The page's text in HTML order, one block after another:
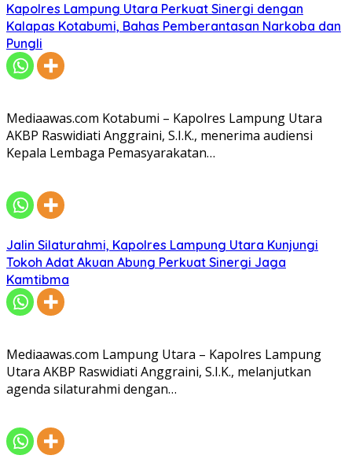
Kapolres Lampung Utara Perkuat Sinergi dengan
Kalapas Kotabumi, Bahas Pemberantasan Narkoba dan
Pungli
Mediaawas.com Kotabumi – Kapolres Lampung Utara
AKBP Raswidiati Anggraini, S.I.K., menerima audiensi
Kepala Lembaga Pemasyarakatan…
Jalin Silaturahmi, Kapolres Lampung Utara Kunjungi
Tokoh Adat Akuan Abung Perkuat Sinergi Jaga
Kamtibma
Mediaawas.com Lampung Utara – Kapolres Lampung
Utara AKBP Raswidiati Anggraini, S.I.K., melanjutkan
agenda silaturahmi dengan…